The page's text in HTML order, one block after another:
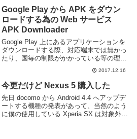
Google Play から APK をダウン
ロードする為の Web サービス
APK Downloader
Google Play 上にあるアプリケーションを
ダウンロードする際、対応端末では無かっ
たり、国毎の制限がかかっている等の理由
によりダウンロード出来ない事がある。そ
ういった場合に便利なのが APK を直接ダ
ウンロード可能な Web サービス...
2017.12.16
今更だけど Nexus 5 購入した
先日 docomo から Android 4.4 へアップデ
ートする機種の発表があって、当然のよう
に僕の使用している Xperia SX は対象外だ